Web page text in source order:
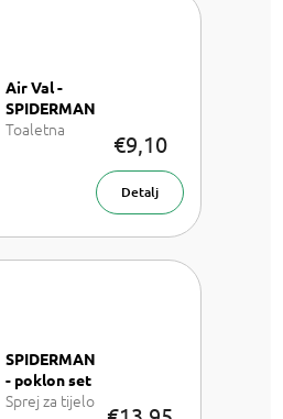
Air Val -
SPIDERMAN
Toaletna
€9,10
Detalj
SPIDERMAN
- poklon set
Sprej za tijelo